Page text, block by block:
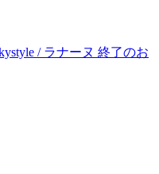
/ ラナーヌ 終了のお